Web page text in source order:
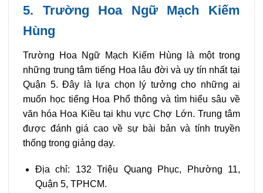
5. Trường Hoa Ngữ Mạch Kiếm
Hùng
Trường Hoa Ngữ Mạch Kiếm Hùng là một trong
những trung tâm tiếng Hoa lâu đời và uy tín nhất tại
Quận 5. Đây là lựa chọn lý tưởng cho những ai
muốn học tiếng Hoa Phổ thông và tìm hiểu sâu về
văn hóa Hoa Kiều tại khu vực Chợ Lớn. Trung tâm
được đánh giá cao về sự bài bản và tính truyền
thống trong giảng dạy.
Địa chỉ: 132 Triệu Quang Phục, Phường 11,
Quận 5, TPHCM.